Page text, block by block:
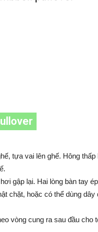
tựa vai lên ghế. Hông thấp
gập lại. Hai lòng bàn tay
chặt, hoặc có thể dùng dây
vòng cung ra sau đầu cho